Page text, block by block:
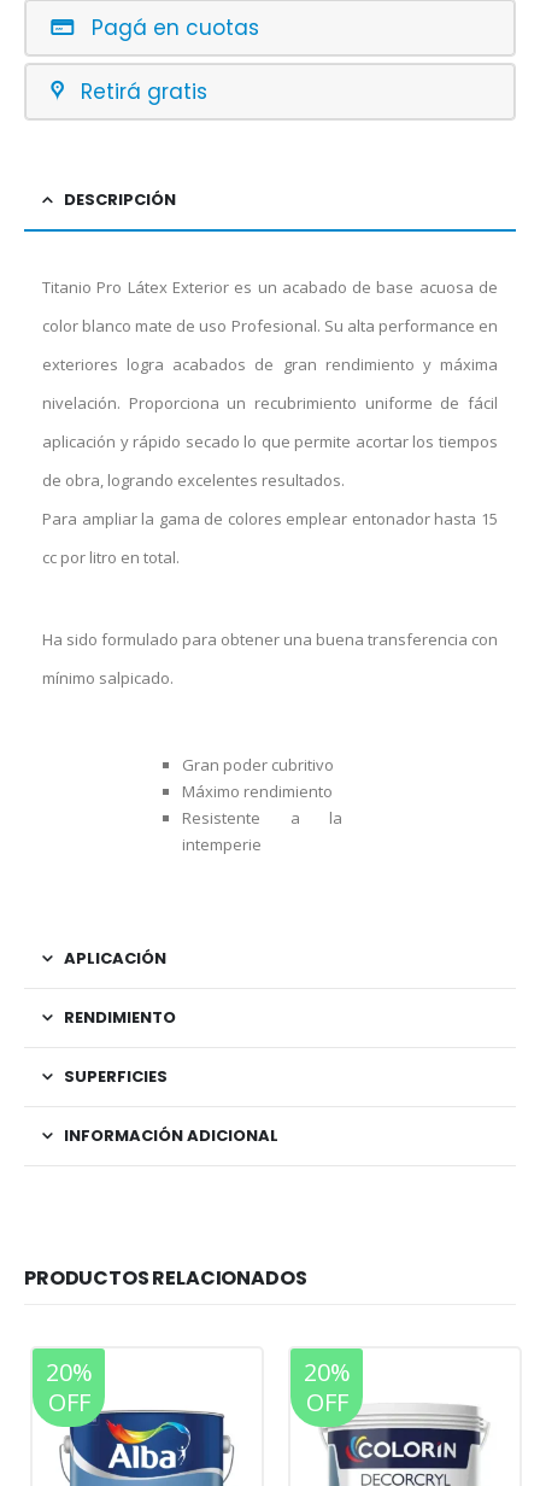
Pagá en cuotas
Retirá gratis
DESCRIPCIÓN
Titanio Pro Látex Exterior es un acabado de base acuosa de
color blanco mate de uso Profesional. Su alta performance en
exteriores logra acabados de gran rendimiento y máxima
nivelación. Proporciona un recubrimiento uniforme de fácil
aplicación y rápido secado lo que permite acortar los tiempos
de obra, logrando excelentes resultados.
Para ampliar la gama de colores emplear entonador hasta 15
cc por litro en total.
Ha sido formulado para obtener una buena transferencia con
mínimo salpicado.
Gran poder cubritivo
Máximo rendimiento
Resistente a la
intemperie
APLICACIÓN
RENDIMIENTO
SUPERFICIES
INFORMACIÓN ADICIONAL
PRODUCTOS RELACIONADOS
20%
OFF
20%
OFF
35%
OFF